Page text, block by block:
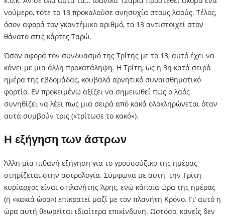
νούμερο, τότε το 13 προκαλούσε ανησυχία στους λαούς. Τέλος,
όσον αφορά τον γκαντέμικο αριθμό, το 13 αντιστοιχεί στον
θάνατο στις κάρτες Ταρώ.
Όσον αφορά τον συνδυασμό της Τρίτης με το 13, αυτό έχει να
κάνει με μια άλλη προκατάληψη. Η Τρίτη, ως η 3η κατά σειρά
ημέρα της εβδομάδας, κουβαλά αρνητικό συναισθηματικό
φορτίο. Εν προκειμένω αξίζει να σημειωθεί πως ο λαός
συνηθίζει να λέει πως μια σειρά από κακά ολοκληρώνεται όταν
αυτά συμβούν τρις («τρίτωσε το κακό»).
Η εξήγηση των άστρων
Άλλη μία πιθανή εξήγηση για το γρουσούζικο της ημέρας
στηρίζεται στην αστρολογία. Σύμφωνα με αυτή, την Τρίτη
κυρίαρχος είναι ο πλανήτης Άρης, ενώ κάποια ώρα της ημέρας
(η «κακιά ώρα») επικρατεί μαζί με τον πλανήτη Κρόνο. Γι’ αυτό η
ώρα αυτή θεωρείται ιδιαίτερα επικίνδυνη. Ωστόσο, κανείς δεν